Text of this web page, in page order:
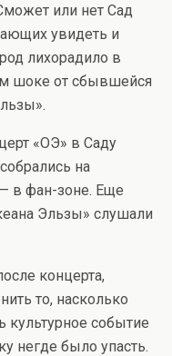
или нет Сад
увидеть и
лихорадило в
шоке от сбывшейся
«ОЭ» в Саду
на
в фан-зоне. Еще
Эльзы» слушали
концерта,
то, насколько
культурное событие
негде было упасть.